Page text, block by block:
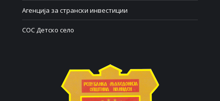
Агенција за странски инвестиции
СОС Детско село